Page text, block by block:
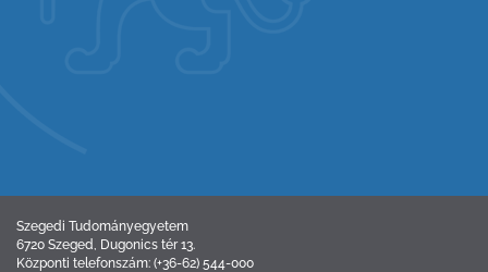
Szegedi Tudományegyetem
6720 Szeged, Dugonics tér 13.
Központi telefonszám: (+36-62) 544-000